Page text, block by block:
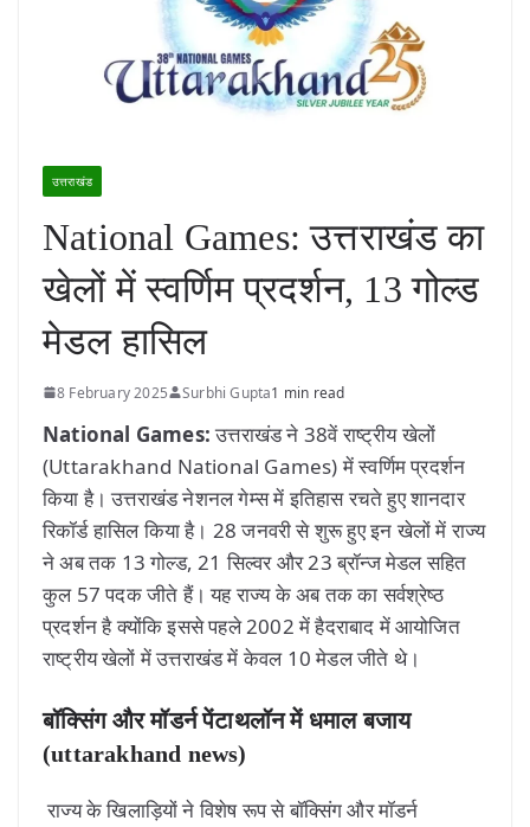
उत्तराखंड
National Games: उत्तराखंड का
खेलों में स्वर्णिम प्रदर्शन, 13 गोल्ड
मेडल हासिल
8 February 2025 Surbhi Gupta1 min read
National Games:उत्तराखंड ने 38वें राष्ट्रीय खेलों
(Uttarakhand National Games) में स्वर्णिम प्रदर्शन
किया है। उत्तराखंड नेशनल गेम्स में इतिहास रचते हुए शानदार
रिकॉर्ड हासिल किया है। 28 जनवरी से शुरू हुए इन खेलों में राज्य
ने अब तक 13 गोल्ड, 21 सिल्वर और 23 ब्रॉन्ज मेडल सहित
कुल 57 पदक जीते हैं। यह राज्य के अब तक का सर्वश्रेष्ठ
प्रदर्शन है क्योंकि इससे पहले 2002 में हैदराबाद में आयोजित
राष्ट्रीय खेलों में उत्तराखंड में केवल 10 मेडल जीते थे।
बॉक्सिंग और मॉडर्न पेंटाथलॉन में धमाल बजाय
(uttarakhand news)
राज्य के खिलाड़ियों ने विशेष रूप से बॉक्सिंग और मॉडर्न